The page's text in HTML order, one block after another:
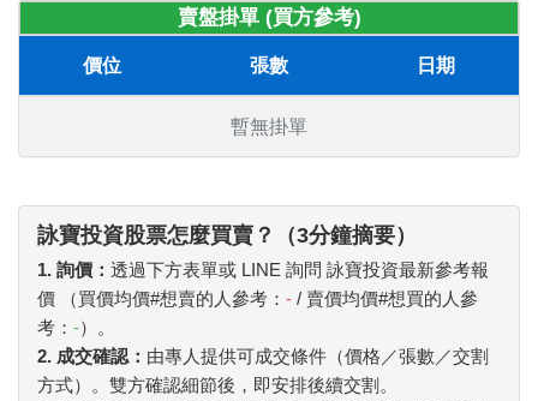
賣盤掛單 (買方參考)
價位 張數 日期
暫無掛單
詠寶投資股票怎麼買賣？（3分鐘摘要）
1. 詢價： 透過下方表單或 LINE 詢問 詠寶投資最新參考報
價 （買價均價#想賣的人參考： - / 賣價均價#想買的人參
考： -）。
2. 成交確認： 由專人提供可成交條件（價格／張數／交割
方式）。雙方確認細節後，即安排後續交割。